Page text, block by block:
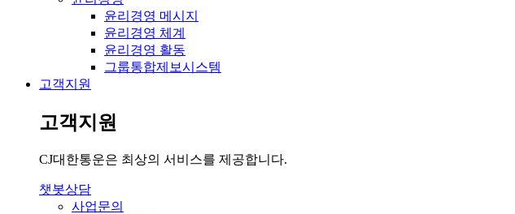
윤리경영 메시지
윤리경영 체계
윤리경영 활동
그룹통합제보시스템
고객지원
고객지원
CJ대한통운은 최상의 서비스를 제공합니다.
챗봇상담
사업문의